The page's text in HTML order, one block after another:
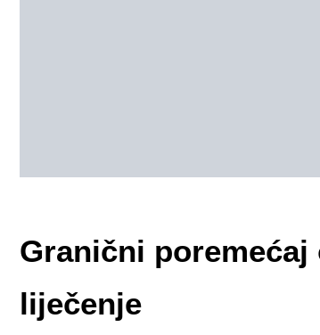
Granični
liječenje